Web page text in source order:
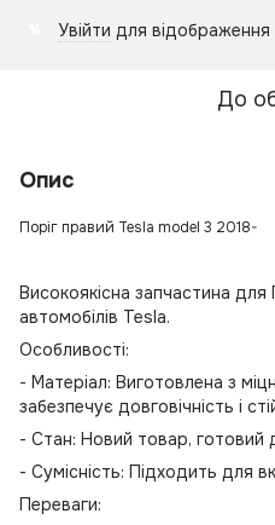
Увійти для відображення
До
Опис
Поріг правий Tesla model 3 2018-
Високоякісна запчастина
автомобілів Tesla.
Особливості:
- Матеріал: Виготовлена з
забезпечує довговічність і
- Стан: Новий товар, готовий
- Сумісність: Підходить для
Переваги: